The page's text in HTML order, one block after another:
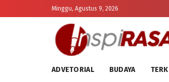
Minggu, Agustus 9, 2026
ADVETORIAL BUDAYA